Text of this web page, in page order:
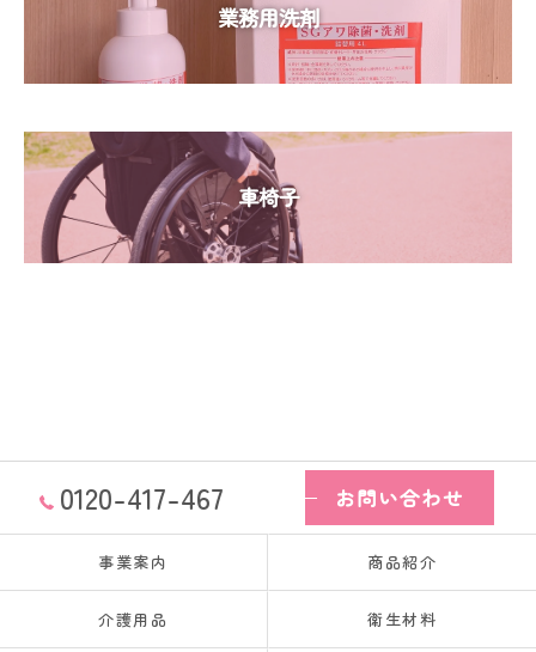
業務用洗剤
車椅子
0120-417-467 お問い合わせ
事業案内 商品紹介
介護用品 衛生材料